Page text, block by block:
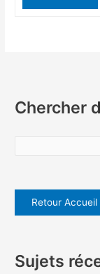
Chercher
Retour Accueil
Sujets